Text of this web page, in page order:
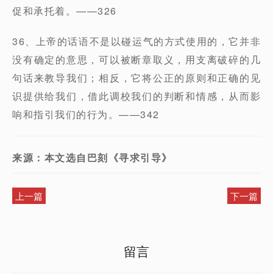
促和承托着。——326
36、上帝的话语不是以碰运气的方式使用的，它并非
没有确定的意思，可以被断章取义，用支离破碎的几
句话来教导我们；相反，它将公正的原则和正确的见
识提供给我们，借此调校我们的判断和情感，从而影
响和指引我们的行为。——342
来源：本文选自巴刻《寻求引导》
上一篇 下一篇
留言